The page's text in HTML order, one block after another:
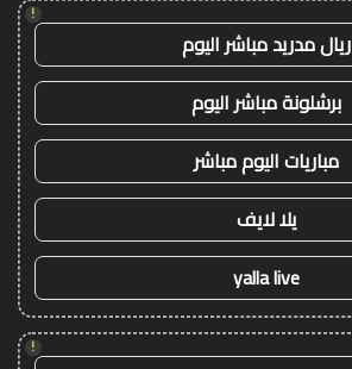
!
ريال مدريد مباشر اليوم
برشلونة مباشر اليوم
مباريات اليوم مباشر
يلا لايف
yalla live
!